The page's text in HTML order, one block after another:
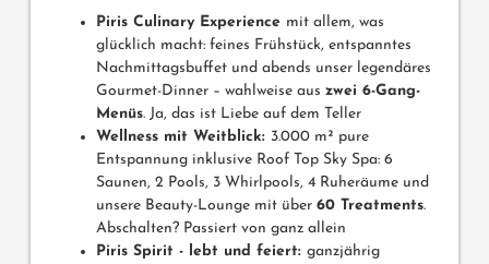
Piris Culinary Experience mit allem, was
glücklich macht: feines Frühstück, entspanntes
Nachmittagsbuffet und abends unser legendäres
Gourmet-Dinner – wahlweise aus zwei 6-Gang-
Menüs. Ja, das ist Liebe auf dem Teller
Wellness mit Weitblick: 3.000 m² pure
Entspannung inklusive Roof Top Sky Spa: 6
Saunen, 2 Pools, 3 Whirlpools, 4 Ruheräume und
unsere Beauty-Lounge mit über 60 Treatments.
Abschalten? Passiert von ganz allein
Piris Spirit - lebt und feiert: ganzjährig